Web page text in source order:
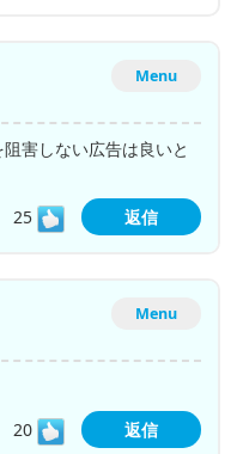
Menu
害しない広告は良いと
25
返信
Menu
20
返信